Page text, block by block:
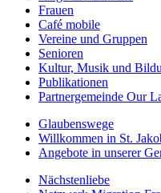
Frauen
Café mobile
Vereine und Gruppen
Senioren
Kultur, Musik und
Publikationen
Partnergemeinde Our
Glaubenswege
Willkommen in St.
Angebote in unserer
Nächstenliebe